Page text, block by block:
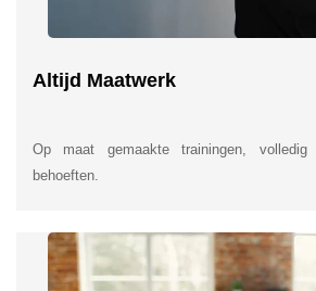
Altijd Maatwerk
Op maat gemaakte trainingen,
behoeften.